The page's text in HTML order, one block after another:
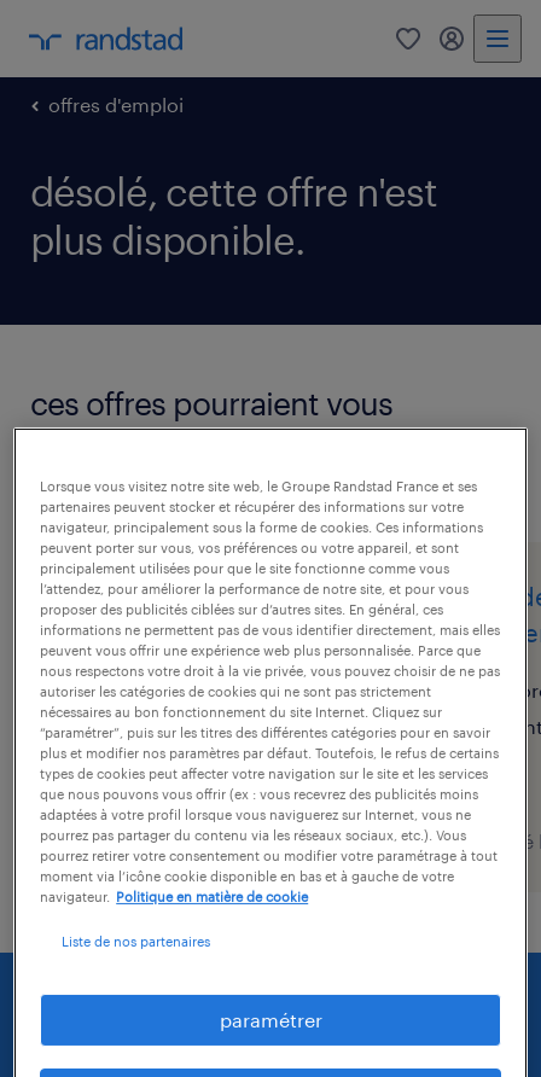
0 mon
offres d'emploi
désolé, cette offre n'est
plus disponible.
ces offres pourraient vous
intéresser.
voir toutes les offres
vendeur (détail)
alimentaire (f/h)
laval, mayenne
intérim
12,31 € par heure
publié le 4 août 2026
Lorsque vous visitez notre site web, le Groupe Randstad France et ses
partenaires peuvent stocker et récupérer des informations sur votre
navigateur, principalement sous la forme de cookies. Ces informations
peuvent porter sur vous, vos préférences ou votre appareil, et sont
principalement utilisées pour que le site fonctionne comme vous
l’attendez, pour améliorer la performance de notre site, et pour vous
proposer des publicités ciblées sur d’autres sites. En général, ces
informations ne permettent pas de vous identifier directement, mais elles
peuvent vous offrir une expérience web plus personnalisée. Parce que
nous respectons votre droit à la vie privée, vous pouvez choisir de ne pas
autoriser les catégories de cookies qui ne sont pas strictement
nécessaires au bon fonctionnement du site Internet. Cliquez sur
“paramétrer”, puis sur les titres des différentes catégories pour en savoir
plus et modifier nos paramètres par défaut. Toutefois, le refus de certains
types de cookies peut affecter votre navigation sur le site et les services
que nous pouvons vous offrir (ex : vous recevrez des publicités moins
adaptées à votre profil lorsque vous naviguerez sur Internet, vous ne
pourrez pas partager du contenu via les réseaux sociaux, etc.). Vous
pourrez retirer votre consentement ou modifier votre paramétrage à tout
moment via l’icône cookie disponible en bas et à gauche de votre
navigateur.
Politique en matière de cookie
Liste de nos partenaires
paramétrer